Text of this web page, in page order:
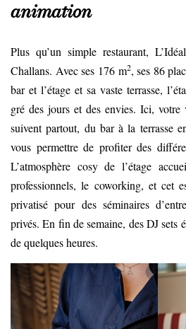
animation
Plus qu’un simple restaurant,
Challans. Avec ses 176 m2, ses 86
bar et l’étage et sa vaste terrasse,
gré des jours et des envies. Ici, votre
suivent partout, du bar à la terrasse
vous permettre de profiter des
L’atmosphère cosy de l’étage
professionnels, le coworking, et cet
privatisé pour des séminaires
privés. En fin de semaine, des DJ sets
de quelques heures.